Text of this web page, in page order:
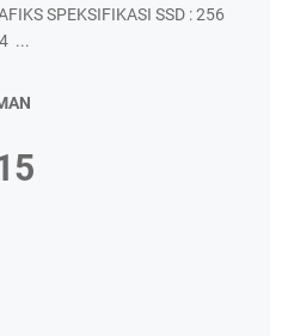
SPEKSIFIKASI SSD : 256
...